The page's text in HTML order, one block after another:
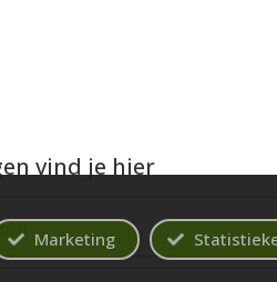
vind je hier
Marketing